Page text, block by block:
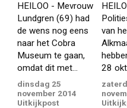
HEILOO - Mevrouw
Lundgren (69) had
de wens nog eens
naar het Cobra
Museum te gaan,
omdat dit met...
dinsdag 25
november 2014
Uitkijkpost
van
28